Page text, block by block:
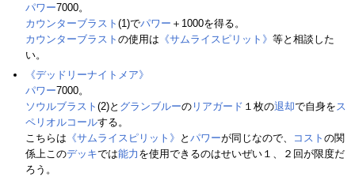
パワー7000。
カウンターブラスト (1)でパワー ＋1000を得る。
カウンターブラスト の使用は 《サムライスピリット》 等と相談した
い。
《デッドリーナイトメア》
パワー7000。
ソウルブラスト (2)と グランブルーの リアガード １枚の退却で自身を ス
ペリオルコールする。
こちらは 《サムライスピリット》 と パワーが同じなので、 コスト の関
係上このデッキでは能力 を使用できるのはせいぜい１、２回が限度だ
ろう。